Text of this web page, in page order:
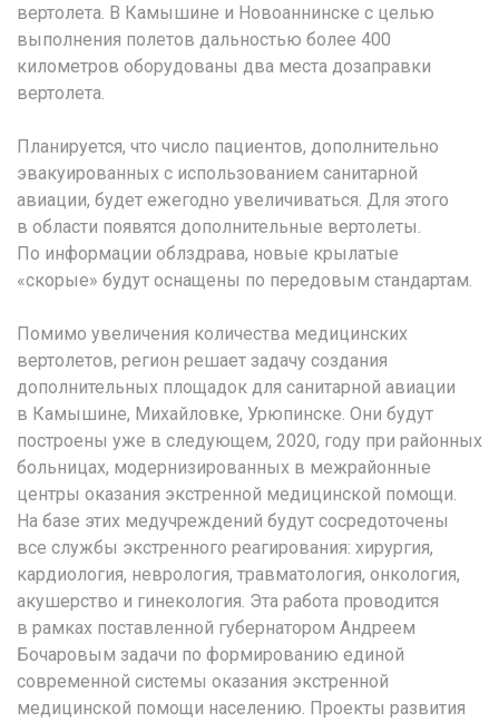
вертолета. В Камышине и Новоаннинске с целью
выполнения полетов дальностью более 400
километров оборудованы два места дозаправки
вертолета.
Планируется, что число пациентов, дополнительно
эвакуированных с использованием санитарной
авиации, будет ежегодно увеличиваться. Для этого
в области появятся дополнительные вертолеты.
По информации облздрава, новые крылатые
«скорые» будут оснащены по передовым стандартам.
Помимо увеличения количества медицинских
вертолетов, регион решает задачу создания
дополнительных площадок для санитарной авиации
в Камышине, Михайловке, Урюпинске. Они будут
построены уже в следующем, 2020, году при районных
больницах, модернизированных в межрайонные
центры оказания экстренной медицинской помощи.
На базе этих медучреждений будут сосредоточены
все службы экстренного реагирования: хирургия,
кардиология, неврология, травматология, онкология,
акушерство и гинекология. Эта работа проводится
в рамках поставленной губернатором Андреем
Бочаровым задачи по формированию единой
современной системы оказания экстренной
медицинской помощи населению. Проекты развития